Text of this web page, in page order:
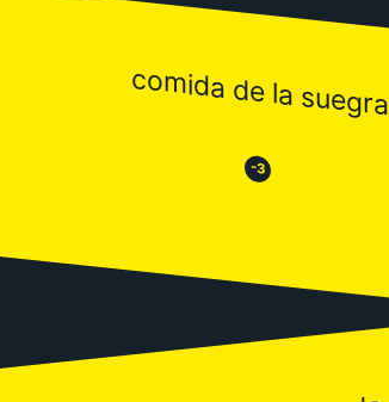
comida de la suegra
😒 -3 😂